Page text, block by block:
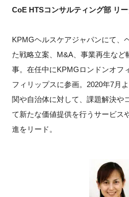
CoE HTSコンサルティング部 リー
KPMGヘルスケアジャパンにて、
た戦略立案、M&A、事業再生など
事。在任中にKPMGロンドンオフ
フィリップスに参画。2020年7月
関や自治体に対して、課題解決や
て新たな価値提供を行うサービス
進をリード。